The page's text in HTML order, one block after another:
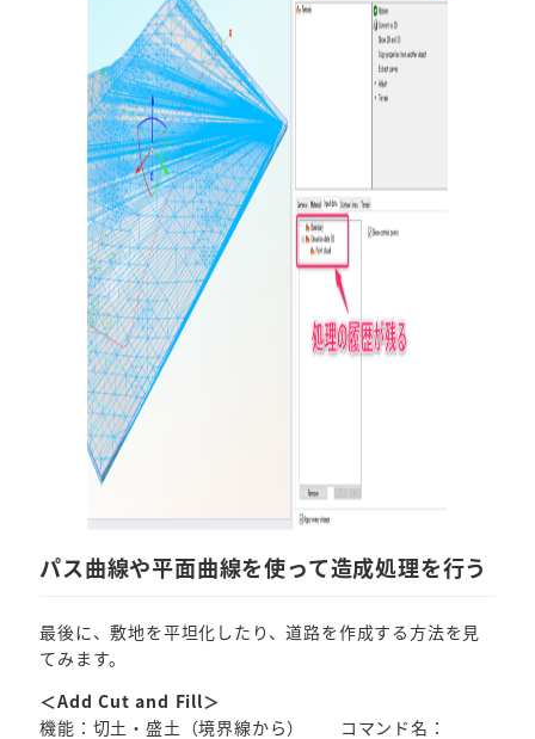
パス曲線や平面曲線を使って造成処理を行う
最後に、敷地を平坦化したり、道路を作成する方法を見
てみます。
＜Add Cut and Fill＞
機能：切土・盛土（境界線から） コマンド名：